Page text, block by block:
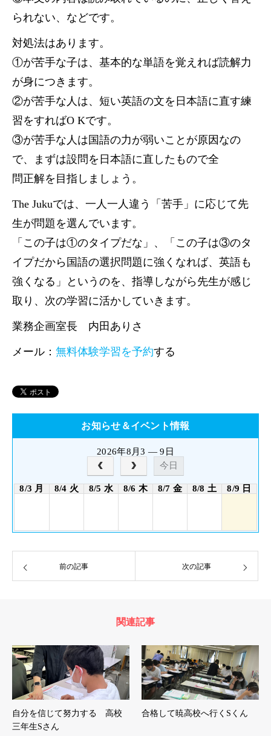
られない、などです。
対処法はあります。
①が苦手な子は、基本的な単語を覚えれば読解力
が身につきます。
②が苦手な人は、短い英語の文を日本語に直す練
習をすればO Kです。
③が苦手な人は国語の力が弱いことが原因なの
で、まずは設問を日本語に直したもので全
問正解を目指しましょう。
The Jukuでは、一人一人違う「苦手」に応じて先
生が問題を選んでいます。
「この子は①のタイプだな」、「この子は③のタ
イプだから国語の選択問題に強くなれば、英語も
強くなる」というのを、指導しながら先生が感じ
取り、次の学習に活かしていきます。
業務企画室長 内田ありさ
メール： 無料体験学習を予約する
お知らせ＆イベント情報
2026年8月3 — 9日
今日
8/3 月 8/4 火 8/5 水 8/6 木 8/7 金 8/8 土 8/9 日
前の記事 次の記事
関連記事
自分を信じて努力する 高校
三年生Sさん
合格して暁高校へ行くSくん